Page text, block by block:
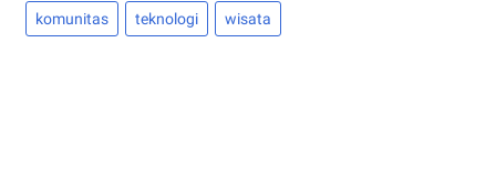
komunitas teknologi wisata